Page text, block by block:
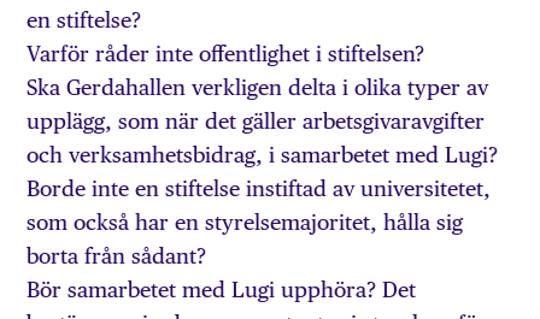
en stiftelse?
Varför råder inte offentlighet i stiftelsen?
Ska Gerdahallen verkligen delta i olika typer av
upplägg, som när det gäller arbetsgivaravgifter
och verksamhetsbidrag, i samarbetet med Lugi?
Borde inte en stiftelse instiftad av universitetet,
som också har en styrelsemajoritet, hålla sig
borta från sådant?
Bör samarbetet med Lugi upphöra? Det